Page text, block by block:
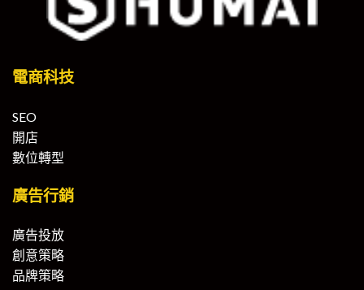
電商科技
SEO
開店
數位轉型
廣告行銷
廣告投放
創意策略
品牌策略